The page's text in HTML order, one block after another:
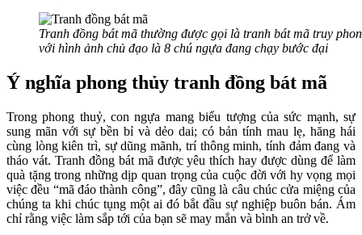
Tranh đồng bát mã thường được gọi là tranh bát mã truy
với hình ảnh chủ đạo là 8 chú ngựa đang chạy bước đại
Ý nghĩa phong thủy tranh đồng bát mã
Trong phong thuỷ, con ngựa mang biểu tượng của sức mạnh, sự
sung mãn với sự bền bỉ và dẻo dai; có bản tính mau lẹ, hăng hái
cùng lòng kiên trì, sự dũng mãnh, trí thông minh, tính đảm đang và
tháo vát. Tranh đồng bát mã được yêu thích hay được dùng để làm
quà tặng trong những dịp quan trọng của cuộc đời với hy vọng mọi
việc đều “mã đáo thành công”, đây cũng là câu chúc cửa miệng của
chúng ta khi chúc tụng một ai đó bắt đầu sự nghiệp buôn bán. Ám
chỉ rằng việc làm sắp tới của bạn sẽ may mắn và bình an trở về.